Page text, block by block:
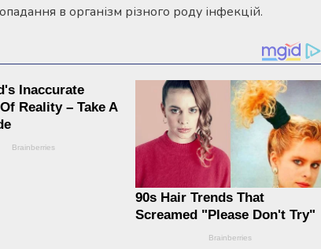
в організм різного роду інфекцій.